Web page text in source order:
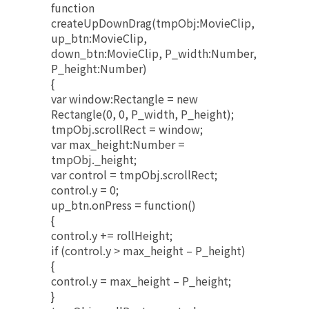
function
createUpDownDrag(tmpObj:MovieClip,
up_btn:MovieClip,
down_btn:MovieClip, P_width:Number,
P_height:Number)
{
var window:Rectangle = new
Rectangle(0, 0, P_width, P_height);
tmpObj.scrollRect = window;
var max_height:Number =
tmpObj._height;
var control = tmpObj.scrollRect;
control.y = 0;
up_btn.onPress = function()
{
control.y += rollHeight;
if (control.y > max_height – P_height)
{
control.y = max_height – P_height;
}